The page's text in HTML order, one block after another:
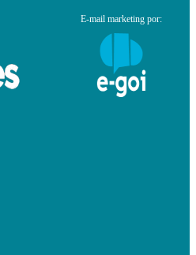
E-mail marketing por: